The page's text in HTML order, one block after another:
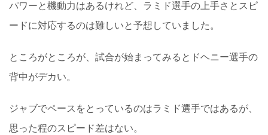
パワーと機動力はあるけれど、ラミド選手の上手さとスピ
ードに対応するのは難しいと予想していました。
ところがところが、試合が始まってみるとドヘニー選手の
背中がデカい。
ジャブでペースをとっているのはラミド選手ではあるが、
思った程のスピード差はない。